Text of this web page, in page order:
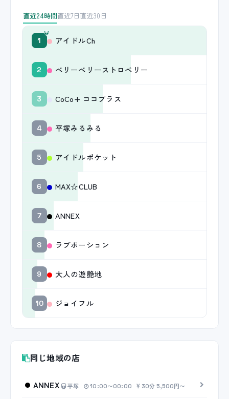
直近24時間直近7日直近30日
1 アイドルCh
2 ベリーベリーストロベリー
3 CoCo+ ココプラス
4 平塚みるみる
5 アイドルポケット
6 MAX☆CLUB
7 ANNEX
8 ラブポーション
9 大人の遊艶地
10 ジョイフル
同じ地域の店
ANNEX 平塚 10:00〜00:00 30分 5,500円〜